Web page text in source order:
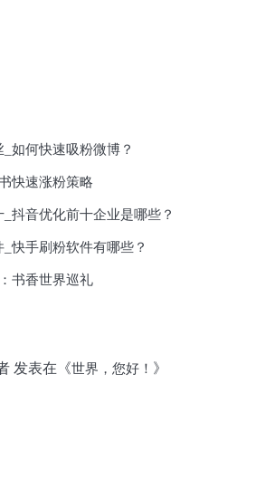
如何快速吸粉微博？
快速涨粉策略
抖音优化前十企业是哪些？
快手刷粉软件有哪些？
书香世界巡礼
发表在《世界，您好！ 》